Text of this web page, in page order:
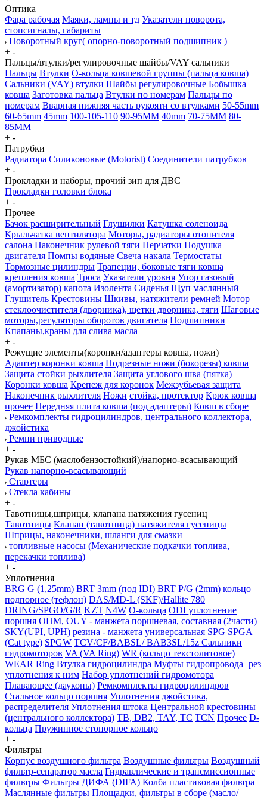
Оптика
Фара рабочая Маяки, лампы и тд Указатели поворота,
стопсигналы, габариты
Поворотный круг( опорно-поворотный подшипник )
+ -
Пальцы/втулки/регулировочные шайбы/VAY сальники
Пальцы Втулки О-кольца ковшевой группы (пальца ковша)
Сальники (VAY) втулки Шайбы регулировочные Бобышка
ковша Заготовка пальца Втулки по номерам Пальцы по
номерам Вварная нижняя часть рукояти со втулками 50-55mm
60-65mm 45mm 100-105-110 90-95MM 40mm 70-75MM 80-
85MM
+ -
Патрубки
Радиатора Силиконовые (Motorist) Соединители патрубков
+ -
Прокладки и наборы, прочий зип для ДВС
Прокладки головки блока
+ -
Прочее
Бачок расширительный Глушилки Катушка соленоида
Крыльчатка вентилятора Моторы, радиаторы отопителя
салона Наконечник рулевой тяги Перчатки Подушка
двигателя Помпы водяные Свеча накала Термостаты
Тормозные цилиндры Трапеции, боковые тяги ковша
крепления ковша Троса Указатели уровня Упор газовый
(амортизатор) капота Изолента Сиденья Щуп маслянный
Глушитель Крестовины Шкивы, натяжители ремней Мотор
стеклоочистителя (дворника), щетки дворника, тяги Шаговые
моторы,регуляторы оборотов двигателя Подшипники
Кпапаны,краны для слива масла
+ -
Режущие элементы(коронки/адаптеры ковша, ножи)
Адаптер коронки ковша Подрезные ножи (бокорезы) ковша
Защита стойки рыхлителя Защита углового шва (пятка)
Коронки ковша Крепеж для коронок Межзубьевая защита
Наконечник рыхлителя Ножи стойка, протектор Крюк ковша
прочее Передняя плита ковша (под адаптеры) Ковш в сборе
Ремкомплекты гидроцилиндров, центрального коллектора,
джойстика
Ремни приводные
+ -
Рукав МБС (маслобензостойкий)/напорно-всасывающий
Рукав напорно-всасывающий
Стартеры
Стекла кабины
+ -
Тавотницы,шприцы, клапана натяжения гусениц
Тавотницы Клапан (тавотница) натяжителя гусеницы
Шприцы, наконечники, шланги для смазки
топливные насосы (Механические подкачки топлива,
перекачки топлива)
+ -
Уплотнения
BRG G (1,25mm) BRT 3mm (под IDI) BRT P/G (2mm) кольцо
подпорное (тефлон) DAS/MD-L (SKF)/Hallite 780
DRING/SPGO/G/R KZT N4W O-кольца ODI уплотнение
поршня OHM, OUY - манжета поршневая, составная (2части)
SKY(UPI, UPH) резина - манжета универсальная SPG SPGA
(Cat type) SPGW TCV/CF/BABSL/ BAB3SL/15z Сальники
гидромоторов VA (VA Ring) WR (кольцо текстолитовое)
WEAR Ring Втулка гидроцилиндра Муфты гидропровода+рез
уплотнения к ним Набор уплотнений гидромотора
Плавающее (дауконы) Ремкомплекты гидроцилиндров
Стальное кольцо поршня Уплотнения джойстика,
распределителя Уплотнения штока Центральной крестовины
(центрального коллектора) TB, DB2, TAY, TC TCN Прочее D-
кольца Пружинное стопорное кольцо
+ -
Фильтры
Корпус воздушного фильтра Воздушные фильтры Воздушный
фильтр-сепаратор масла Гидравлические и трансмиссионные
фильтры Фильтры ДИФА (DIFA) Колба пластиковая фильтра
Маслянные фильтры Площадки, фильтры в сборе (масло/